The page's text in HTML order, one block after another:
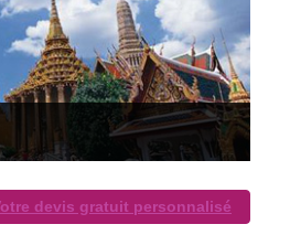
devis gratuit personnalisé